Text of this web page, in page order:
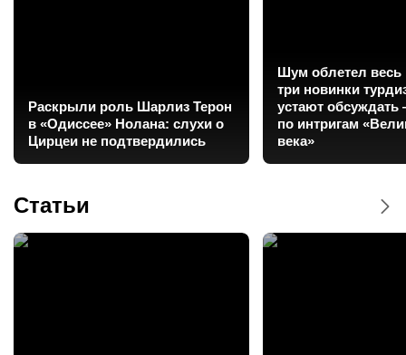
Раскрыли роль Шарлиз Терон
в «Одиссее» Нолана: слухи о
Цирцеи не подтвердились
Шум облетел весь
три новинки
устают обсуждать
по интригам
века»
Статьи